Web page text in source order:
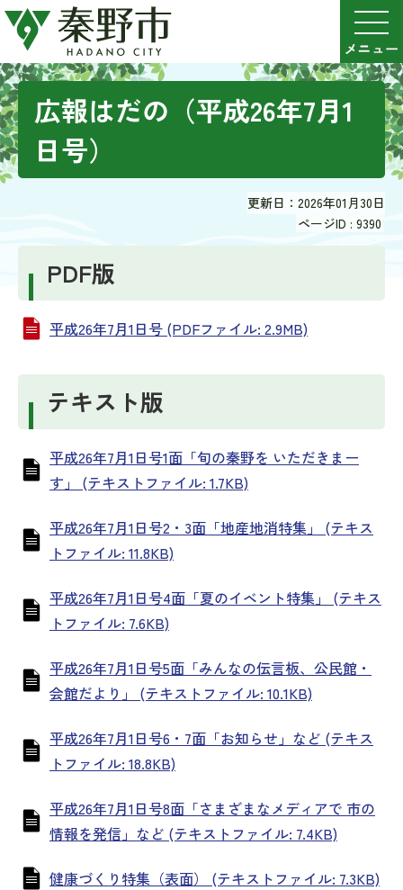
広報はだの（平成26年7月1
日号）
更新日：2026年01月30日
ページID : 9390
PDF版
平成26年7月1日号 (PDFファイル: 2.9MB)
テキスト版
平成26年7月1日号1面「旬の秦野を いただきまー
す」 (テキストファイル: 1.7KB)
平成26年7月1日号2・3面「地産地消特集」 (テキス
トファイル: 11.8KB)
平成26年7月1日号4面「夏のイベント特集」 (テキス
トファイル: 7.6KB)
平成26年7月1日号5面「みんなの伝言板、公民館・
会館だより」 (テキストファイル: 10.1KB)
平成26年7月1日号6・7面「お知らせ」など (テキス
トファイル: 18.8KB)
平成26年7月1日号8面「さまざまなメディアで 市の
情報を発信」など (テキストファイル: 7.4KB)
健康づくり特集（表面） (テキストファイル: 7.3KB)